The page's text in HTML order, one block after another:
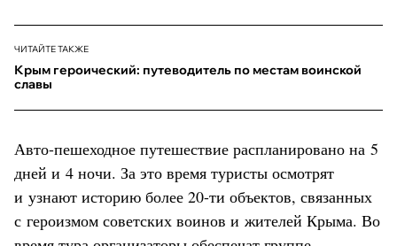
ЧИТАЙТЕ ТАКЖЕ
Крым героический: путеводитель по местам воинской
славы
Авто-пешеходное путешествие распланировано на 5
дней и 4 ночи. За это время туристы осмотрят
и узнают историю более 20-ти объектов, связанных
с героизмом советских воинов и жителей Крыма. Во